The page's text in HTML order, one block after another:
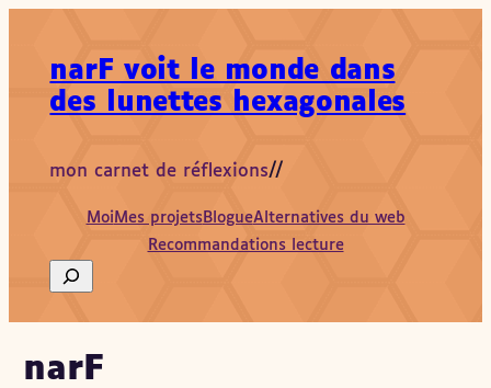
narF voit le monde dans
des lunettes hexagonales
mon carnet de réflexions//
MoiMes projetsBlogueAlternatives du web
Recommandations lecture
Search
narF